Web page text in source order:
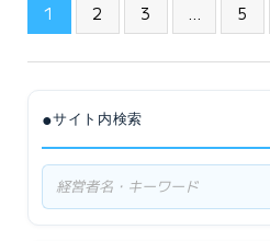
1 2 3 5
●サイト内検索